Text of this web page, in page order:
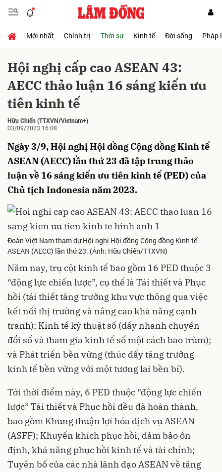
Mới nhất Chính trị Thời sự Kinh tế Đời sống Pháp
Hội nghị cấp cao ASEAN 43:
AECC thảo luận 16 sáng kiến ưu
tiên kinh tế
Hữu Chiến(TTXVN/Vietnam+)
03/09/2023 16:08
Ngày 3/9, Hội nghị Hội đồng Cộng đồng Kinh tế
ASEAN (AECC) lần thứ 23 đã tập trung thảo
luận về 16 sáng kiến ưu tiên kinh tế (PED) của
Chủ tịch Indonesia năm 2023.
Đoàn Việt Nam tham dự Hội nghị Hội đồng Cộng đồng Kinh tế
ASEAN (AECC) lần thứ 23. (Ảnh: Hữu Chiến/TTXVN)
Năm nay, trụ cột kinh tế bao gồm 16 PED thuộc 3
“động lực chiến lược”, cụ thể là Tái thiết và Phục
hồi (tái thiết tăng trưởng khu vực thông qua việc
kết nối thị trường và nâng cao khả năng cạnh
tranh); Kinh tế kỹ thuật số (đẩy nhanh chuyển
đổi số và tham gia kinh tế số một cách bao trùm);
và Phát triển bền vững (thúc đẩy tăng trưởng
kinh tế bền vững với một tương lai bền bỉ).
Tới thời điểm này, 6 PED thuộc “động lực chiến
lược” Tái thiết và Phục hồi đều đã hoàn thành,
bao gồm Khung thuận lợi hóa dịch vụ ASEAN
(ASFF); Khuyến khích phục hồi, đảm bảo ổn
định, khả năng phục hồi kinh tế và tài chính;
Tuyên bố của các nhà lãnh đạo ASEAN về tăng
Gửi bình luận
Hủy Gửi